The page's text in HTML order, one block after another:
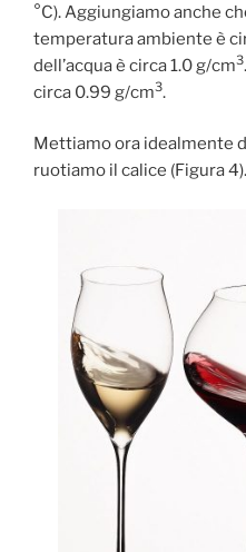
°C). Aggiungiamo anche
temperatura ambiente è
dell’acqua è circa 1.0 g/cm3
circa 0.99 g/cm3.
Mettiamo ora idealmente
ruotiamo il calice (Figura 4).